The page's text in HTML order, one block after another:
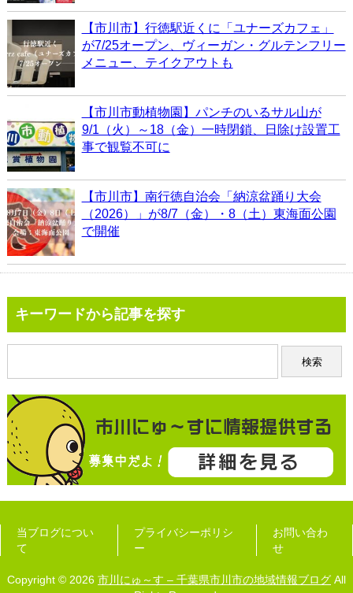
【市川市】行徳駅近くに「ユナーズカフェ」
が7/25オープン、ヴィーガン・グルテンフリー
メニュー、テイクアウトも
【市川市動植物園】パンチのいるサル山が
9/1（火）～18（金）一時閉鎖、日除け設置工
事で観覧不可に
【市川市】南行徳自治会「納涼盆踊り大会
（2026）」が8/7（金）・8（土）東海面公園
で開催
キーワードから記事を探す
当ブログについ
て
プライバシーポリシ
ー
お問い合わ
せ
Copyright © 2026 市川にゅ～す – 千葉県市川市の地域情報ブログ All